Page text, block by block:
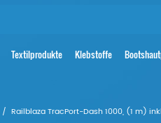
Textilprodukte Klebstoffe
Railblaza TracPort-Dash 1000, (1 m)